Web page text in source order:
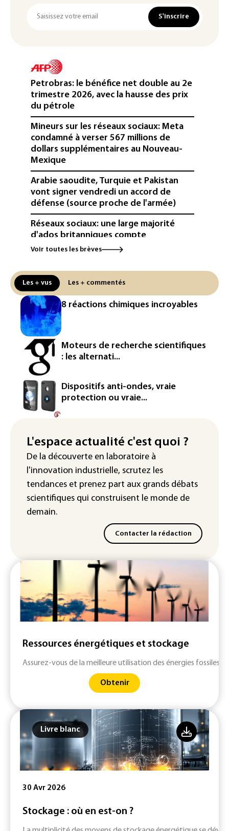
S'inscrire
Petrobras: le bénéfice net double au 2e
trimestre 2026, avec la hausse des prix
du pétrole
Mineurs sur les réseaux sociaux: Meta
condamné à verser 567 millions de
dollars supplémentaires au Nouveau-
Mexique
Arabie saoudite, Turquie et Pakistan
vont signer vendredi un accord de
défense (source proche de l'armée)
Réseaux sociaux: une large majorité
d'ados britanniques compte
contourner le couvre-feu (sondage)
un matériau clé dominé par la Chine
Les Etats-Unis veulent contrôler la
production d'un composant des
semiconducteurs et panneaux solaires
Washington étend le contrôle des
réseaux sociaux des étrangers
demandeurs de visas
Rugby: le Stade français victime d'une
cyberattaque
Enquête ouverte après la fuite des
d'Intermarché
La Slovaquie enregistre un record
absolu de 42,2°C (services
météorologiques)
Voir toutes les brèves
Les + vus Les + commentés
8 réactions chimiques incroyables
Moteurs de recherche scientifiques
: les alternati...
Dispositifs anti-ondes, vraie
protection ou vraie...
L'espace actualité c'est quoi ?
De la découverte en laboratoire à
l'innovation industrielle, scrutez les
tendances et prenez part aux grands débats
scientifiques qui construisent le monde de
demain.
Contacter la rédaction
Ressources énergétiques et stockage
Assurez-vous de la meilleure utilisation des énergies fossiles
Obtenir
Livre blanc
30 Avr 2026
Stockage : où en est-on ?